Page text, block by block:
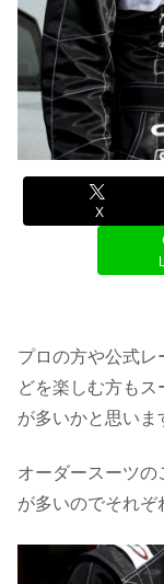
X
プロの方や公式レ
どを楽しむ方も
が多いかと思いま
オーダースーツの
が多いのでそれぞ